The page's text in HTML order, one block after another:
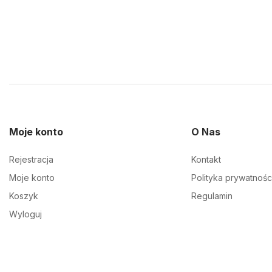
Moje konto
Rejestracja
Moje konto
Koszyk
Wyloguj
O Nas
Kontakt
Polityka
Regulamin